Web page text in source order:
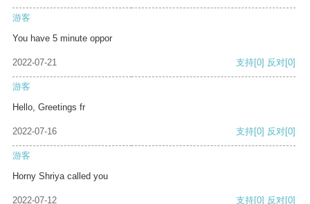
游客
You have 5 minute oppor
2022-07-21 支持[0] 反对[0]
游客
Hello, Greetings fr
2022-07-16 支持[0] 反对[0]
游客
Horny Shriya called you
2022-07-12 支持[0] 反对[0]